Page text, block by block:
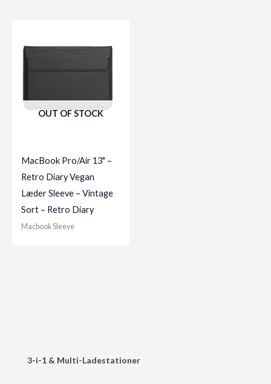
3-i-1 & Multi-Ladestationer
OUT OF STOCK
MacBook Pro/Air 13" –
Retro Diary Vegan
Læder Sleeve – Vintage
Sort – Retro Diary
Macbook Sleeve